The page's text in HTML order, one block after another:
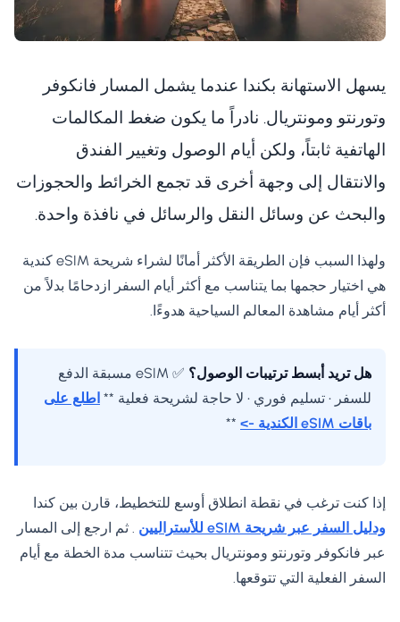
يسهل الاستهانة بكندا عندما يشمل المسار فانكوفر
وتورنتو ومونتريال. نادراً ما يكون ضغط المكالمات
الهاتفية ثابتاً، ولكن أيام الوصول وتغيير الفندق
والانتقال إلى وجهة أخرى قد تجمع الخرائط والحجوزات
والبحث عن وسائل النقل والرسائل في نافذة واحدة.
ولهذا السبب فإن الطريقة الأكثر أمانًا لشراء شريحة eSIM كندية
هي اختيار حجمها بما يتناسب مع أكثر أيام السفر ازدحامًا بدلاً من
أكثر أيام مشاهدة المعالم السياحية هدوءًا.
هل تريد أبسط ترتيبات الوصول؟
✅ eSIM مسبقة الدفع
للسفر • تسليم فوري • لا حاجة لشريحة فعلية ** اطلع على
باقات eSIM الكندية ->
**
إذا كنت ترغب في نقطة انطلاق أوسع للتخطيط، قارن بين كندا
ودليل السفر عبر شريحة eSIM للأستراليين
. ثم ارجع إلى المسار
عبر فانكوفر وتورنتو ومونتريال بحيث تتناسب مدة الخطة مع أيام
السفر الفعلية التي تتوقعها.